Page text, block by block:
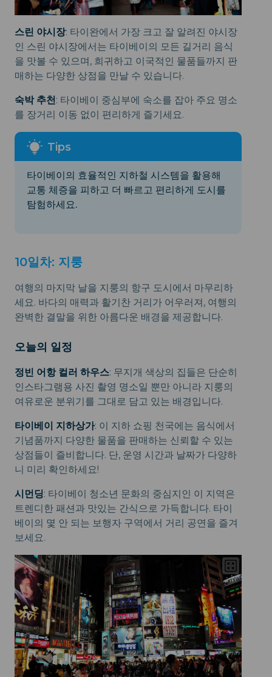
스린 야시장: 타이완에서 가장 크고 잘 알려진 야시장
인 스린 야시장에서는 타이베이의 모든 길거리 음식
을 맛볼 수 있으며, 희귀하고 이국적인 물품들까지 판
매하는 다양한 상점을 만날 수 있습니다.
숙박 추천: 타이베이 중심부에 숙소를 잡아 주요 명소
를 장거리 이동 없이 편리하게 즐기세요.
타이베이의 효율적인 지하철 시스템을 활용해
교통 체증을 피하고 더 빠르고 편리하게 도시를
탐험하세요.
10일차: 지룽
여행의 마지막 날을 지룽의 항구 도시에서 마무리하
세요. 바다의 매력과 활기찬 거리가 어우러져, 여행의
완벽한 결말을 위한 아름다운 배경을 제공합니다.
오늘의 일정
정빈 어항 컬러 하우스: 무지개 색상의 집들은 단순히
인스타그램용 사진 촬영 명소일 뿐만 아니라 지룽의
여유로운 분위기를 그대로 담고 있는 배경입니다.
타이베이 지하상가: 이 지하 쇼핑 천국에는 음식에서
기념품까지 다양한 물품을 판매하는 신뢰할 수 있는
상점들이 즐비합니다. 단, 운영 시간과 날짜가 다양하
니 미리 확인하세요!
시먼딩: 타이베이 청소년 문화의 중심지인 이 지역은
트렌디한 패션과 맛있는 간식으로 가득합니다. 타이
베이의 몇 안 되는 보행자 구역에서 거리 공연을 즐겨
보세요.